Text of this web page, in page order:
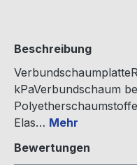
Beschreibung
kPaVerbundschaum
Elas… Mehr
Bewertungen